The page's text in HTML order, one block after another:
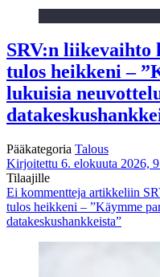
SRV:n liikevaihto
tulos heikkeni –
lukuisia
Pääkategoria Talous
Kirjoitettu 6. elokuuta 2026,
Tilaajille
Ei kommentteja artikkeliin
tulos heikkeni – ”Käymme
datakeskushankkeista”